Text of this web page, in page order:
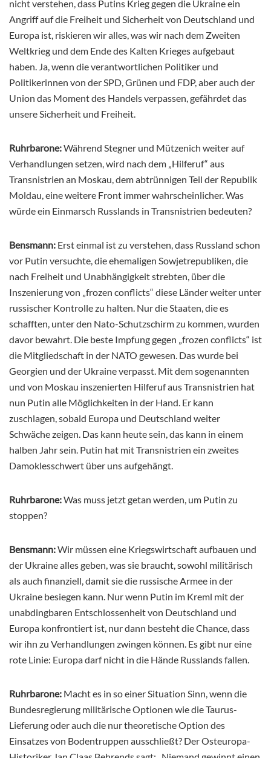
nicht verstehen, dass Putins Krieg gegen die Ukraine ein
Angriff auf die Freiheit und Sicherheit von Deutschland und
Europa ist, riskieren wir alles, was wir nach dem Zweiten
Weltkrieg und dem Ende des Kalten Krieges aufgebaut
haben. Ja, wenn die verantwortlichen Politiker und
Politikerinnen von der SPD, Grünen und FDP, aber auch der
Union das Moment des Handels verpassen, gefährdet das
unsere Sicherheit und Freiheit.
Ruhrbarone:Während Stegner und Mützenich weiter auf
Verhandlungen setzen, wird nach dem „Hilferuf“ aus
Transnistrien an Moskau, dem abtrünnigen Teil der Republik
Moldau, eine weitere Front immer wahrscheinlicher. Was
würde ein Einmarsch Russlands in Transnistrien bedeuten?
Bensmann: Erst einmal ist zu verstehen, dass Russland schon
vor Putin versuchte, die ehemaligen Sowjetrepubliken, die
nach Freiheit und Unabhängigkeit strebten, über die
Inszenierung von „frozen conflicts“ diese Länder weiter unter
russischer Kontrolle zu halten. Nur die Staaten, die es
schafften, unter den Nato-Schutzschirm zu kommen, wurden
davor bewahrt. Die beste Impfung gegen „frozen conflicts“ ist
die Mitgliedschaft in der NATO gewesen. Das wurde bei
Georgien und der Ukraine verpasst. Mit dem sogenannten
und von Moskau inszenierten Hilferuf aus Transnistrien hat
nun Putin alle Möglichkeiten in der Hand. Er kann
zuschlagen, sobald Europa und Deutschland weiter
Schwäche zeigen. Das kann heute sein, das kann in einem
halben Jahr sein. Putin hat mit Transnistrien ein zweites
Damoklesschwert über uns aufgehängt.
Ruhrbarone:Was muss jetzt getan werden, um Putin zu
stoppen?
Bensmann:Wir müssen eine Kriegswirtschaft aufbauen und
der Ukraine alles geben, was sie braucht, sowohl militärisch
als auch finanziell, damit sie die russische Armee in der
Ukraine besiegen kann. Nur wenn Putin im Kreml mit der
unabdingbaren Entschlossenheit von Deutschland und
Europa konfrontiert ist, nur dann besteht die Chance, dass
wir ihn zu Verhandlungen zwingen können. Es gibt nur eine
rote Linie: Europa darf nicht in die Hände Russlands fallen.
Ruhrbarone: Macht es in so einer Situation Sinn, wenn die
Bundesregierung militärische Optionen wie die Taurus-
Lieferung oder auch die nur theoretische Option des
Einsatzes von Bodentruppen ausschließt? Der Osteuropa-